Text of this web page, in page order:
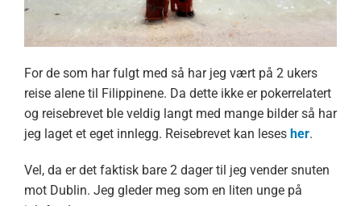
For de som har fulgt med så har jeg vært på 2 ukers
reise alene til Filippinene. Da dette ikke er pokerrelatert
og reisebrevet ble veldig langt med mange bilder så har
jeg laget et eget innlegg. Reisebrevet kan leses her.
Vel, da er det faktisk bare 2 dager til jeg vender snuten
mot Dublin. Jeg gleder meg som en liten unge på